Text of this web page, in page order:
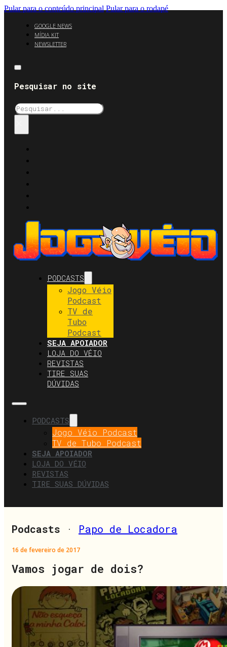
Pular para o conteúdo principal Pular para o rodapé
GOOGLE NEWS
MÍDIA KIT
NEWSLETTER
Pesquisar no site
Pesquisar
PODCASTS
Jogo Véio
Podcast
TV de
Tubo
Podcast
SEJA APOIADOR
LOJA DO VÉIO
REVISTAS
TIRE SUAS
DÚVIDAS
PODCASTS
Jogo Véio Podcast
TV de Tubo Podcast
SEJA APOIADOR
LOJA DO VÉIO
REVISTAS
TIRE SUAS DÚVIDAS
Podcasts · Papo de Locadora
16 de fevereiro de 2017
Vamos jogar de dois?